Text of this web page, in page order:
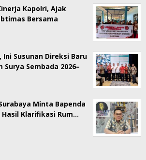
Kapolri, Ajak
Bersama
Ini Susunan Direksi Baru
Sembada 2026–
Minta Bapenda
Klarifikasi Rum…